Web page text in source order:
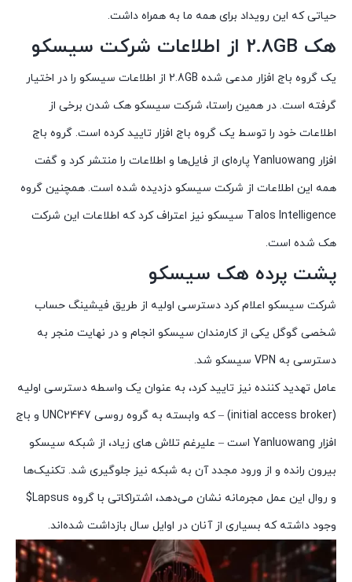
حیاتی که این رویداد برای همه ما به همراه داشت.
هک 2.8GB از اطلاعات شرکت سیسکو
یک گروه باج افزار مدعی شده 2.8GB از اطلاعات سیسکو را در اختیار
گرفته است. در همین راستا، شرکت سیسکو هک شدن برخی از
اطلاعات خود را توسط یک گروه باج افزار تایید کرده است. گروه باج
افزار Yanluowang پاره‌ای از فایل‌ها و اطلاعات را منتشر کرد و گفت
همه این اطلاعات از شرکت سیسکو دزدیده شده است. همچنین گروه
Talos Intelligence سیسکو نیز اعتراف کرد که اطلاعات این شرکت
هک شده است.
پشت پرده هک سیسکو
شرکت سیسکو اعلام کرد دسترسی اولیه از طریق فیشینگ حساب
شخصی گوگل یکی از کارمندان سیسکو انجام و در نهایت منجر به
دسترسی به VPN سیسکو شد.
عامل تهدید کننده نیز تایید کرد، به عنوان یک واسطه دسترسی اولیه
(initial access broker) – که وابسته به گروه روسی UNC2447 و باج
افزار Yanluowang است – علیرغم تلاش های زیاد، از شبکه سیسکو
بیرون رانده و از ورود مجدد آن به شبکه نیز جلوگیری شد. تکنیک‌ها
و روال این عمل مجرمانه نشان می‌دهد، اشتراکاتی با گروه Lapsus$
وجود داشته که بسیاری از آنان در اوایل سال بازداشت شده‌اند.